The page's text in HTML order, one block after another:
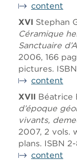
content
XVI Stephan
Céramique
Sanctuaire
2006, 166
pictures.
content
XVII Béatrice
d’époque
vivants,
2007, 2 vols.
plans. ISBN
content